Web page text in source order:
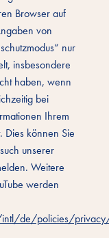
Browser auf
von
nur
insbesondere
haben, wenn
bei
Ihrem
Dies können Sie
unserer
Weitere
werden
de/policies/